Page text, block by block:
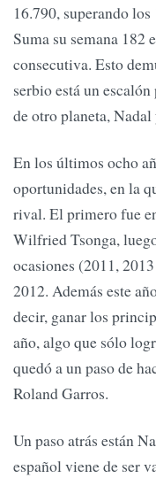
16.790, superando
Suma su semana 182
consecutiva. Esto
serbio está un
de otro planeta, Nadal
En los últimos ocho
oportunidades, en la
rival. El primero fue
Wilfried Tsonga,
ocasiones (2011,
2012. Además este
decir, ganar los
año, algo que sólo
quedó a un paso de
Roland Garros.
Un paso atrás están
español viene de ser